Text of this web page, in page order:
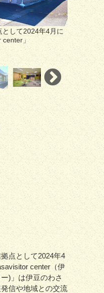
して2024年4月に
center」
点として2024年4
center（伊
)」は伊豆のわさ
信や地域との交流